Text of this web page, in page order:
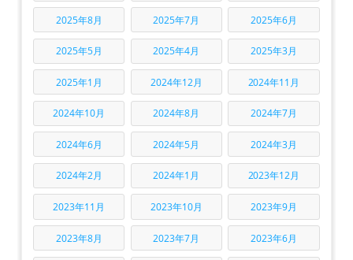
2025年8月 2025年7月 2025年6月
2025年5月 2025年4月 2025年3月
2025年1月 2024年12月 2024年11月
2024年10月 2024年8月 2024年7月
2024年6月 2024年5月 2024年3月
2024年2月 2024年1月 2023年12月
2023年11月 2023年10月 2023年9月
2023年8月 2023年7月 2023年6月